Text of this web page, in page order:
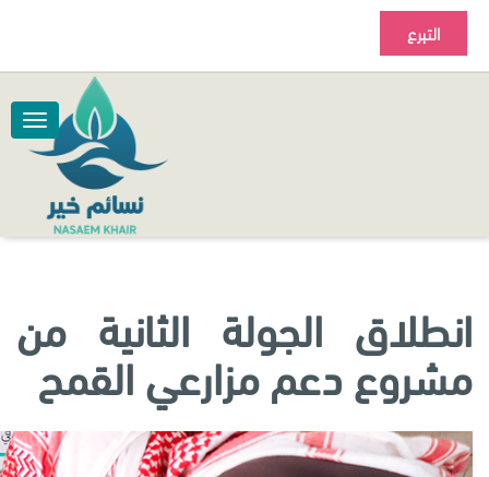
انطلاق الجولة الثانية من
مشروع دعم مزارعي القمح
التبرع